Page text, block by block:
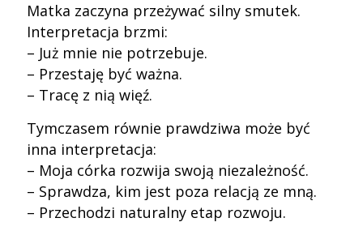
Matka zaczyna przeżywać silny smutek.
Interpretacja brzmi:
– Już mnie nie potrzebuje.
– Przestaję być ważna.
– Tracę z nią więź.
Tymczasem równie prawdziwa może być
inna interpretacja:
– Moja córka rozwija swoją niezależność.
– Sprawdza, kim jest poza relacją ze mną.
– Przechodzi naturalny etap rozwoju.